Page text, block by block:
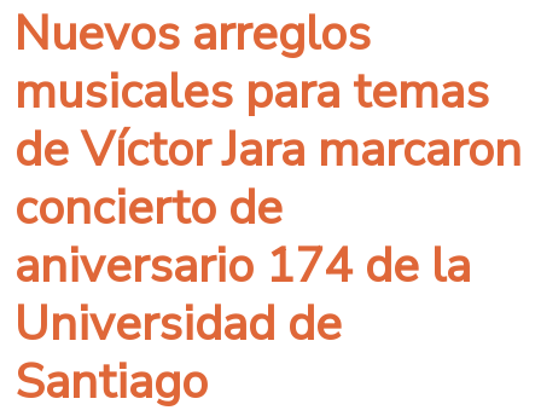
Nuevos arreglos
musicales para temas
de Víctor Jara marcaron
concierto de
aniversario 174 de la
Universidad de
Santiago